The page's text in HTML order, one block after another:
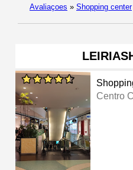
Avaliaçoes » Shopping center
Centro